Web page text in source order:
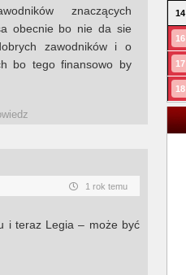
znaczących
obecnie bo nie da sie
zawodników i o
bo tego finansowo by
1 rok temu
i teraz Legia – może być
14
16
17
18